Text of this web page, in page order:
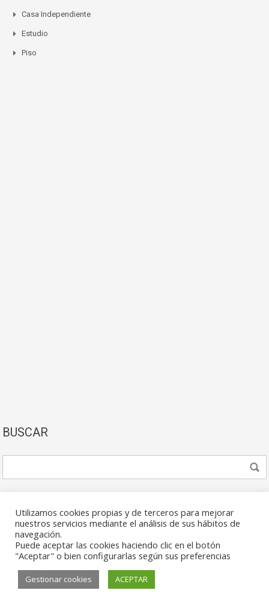
Casa Independiente
Estudio
Piso
BUSCAR
© 2026. Todos los derechos reservados.
Utilizamos cookies propias y de terceros para mejorar
nuestros servicios mediante el análisis de sus hábitos de
navegación.
Puede aceptar las cookies haciendo clic en el botón
"Aceptar" o bien configurarlas según sus preferencias
Gestionar cookies ACEPTAR